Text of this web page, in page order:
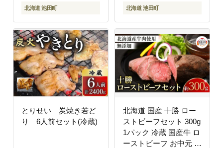
北海道 池田町 北海道 池田町
とりせい 炭焼き若ど
り 6人前セット(冷蔵)
北海道 国産 十勝 ロー
ストビーフセット 300g
1パック 冷蔵 国産牛 ロ
ーストビーフ お中元 お